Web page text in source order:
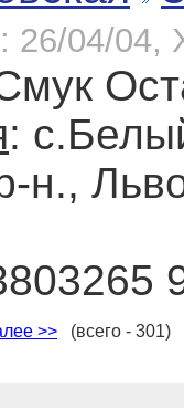
26/04/04,
:
н.,
>> (всего - 301)